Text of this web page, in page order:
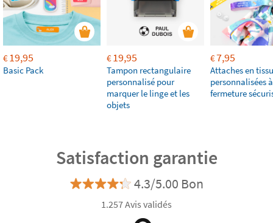
€19,95
Basic Pack
€19,95
Tampon rectangulaire
personnalisé pour
marquer le linge et les
objets
€7,95
Attaches en tissu
personnalisées à
fermeture
Satisfaction garantie
4.3/5.00 Bon
1.257 Avis validés